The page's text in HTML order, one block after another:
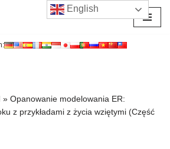
» Opanowanie modelowania ER:
z przykładami z życia wziętymi (Część
English